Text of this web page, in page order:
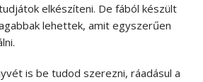
elkészíteni. De fából készült
lehettek, amit egyszerűen
is be tudod szerezni, ráadásul a